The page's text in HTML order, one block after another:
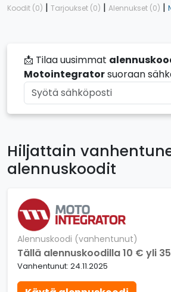
Koodit (0) | Tarjoukset (0) | Alennukset (0) |
📩 Tilaa uusimmat
Motointegratorsuoraan
Hiljattain
alennuskoodit
Alennuskoodi (vanhentunut)
Tällä alennuskoodilla 10 € yli
Vanhentunut: 24.11.2025